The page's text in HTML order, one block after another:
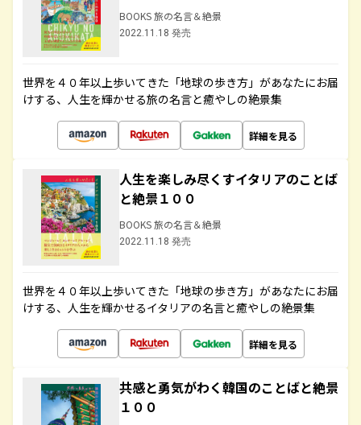
BOOKS 旅の名言＆絶景
2022.11.18 発売
世界を４０年以上歩いてきた「地球の歩き方」があなたにお届
けする、人生を輝かせる旅の名言と癒やしの絶景集
詳細を見る
人生を楽しみ尽くすイタリアのことば
と絶景１００
BOOKS 旅の名言＆絶景
2022.11.18 発売
世界を４０年以上歩いてきた「地球の歩き方」があなたにお届
けする、人生を輝かせるイタリアの名言と癒やしの絶景集
詳細を見る
共感と勇気がわく韓国のことばと絶景
１００